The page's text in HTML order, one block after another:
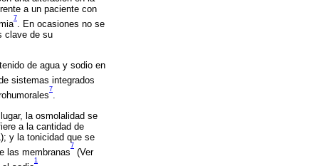
a un paciente con
7
. En ocasiones no se
clave de su
de agua y sodio en
sistemas integrados
7
.
la osmolalidad se
a la cantidad de
y la tonicidad que se
las membranas
7
(Ver
1